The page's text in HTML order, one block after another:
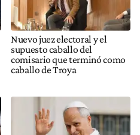
Nuevo juez electoral y el
supuesto caballo del
comisario que terminó como
caballo de Troya